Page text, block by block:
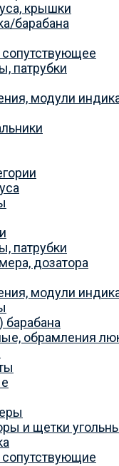
крышки
барабана
сопутствующее
патрубки
модули
патрубки
дозатора
модули
барабана
обрамления
и щетки
сопутствующие